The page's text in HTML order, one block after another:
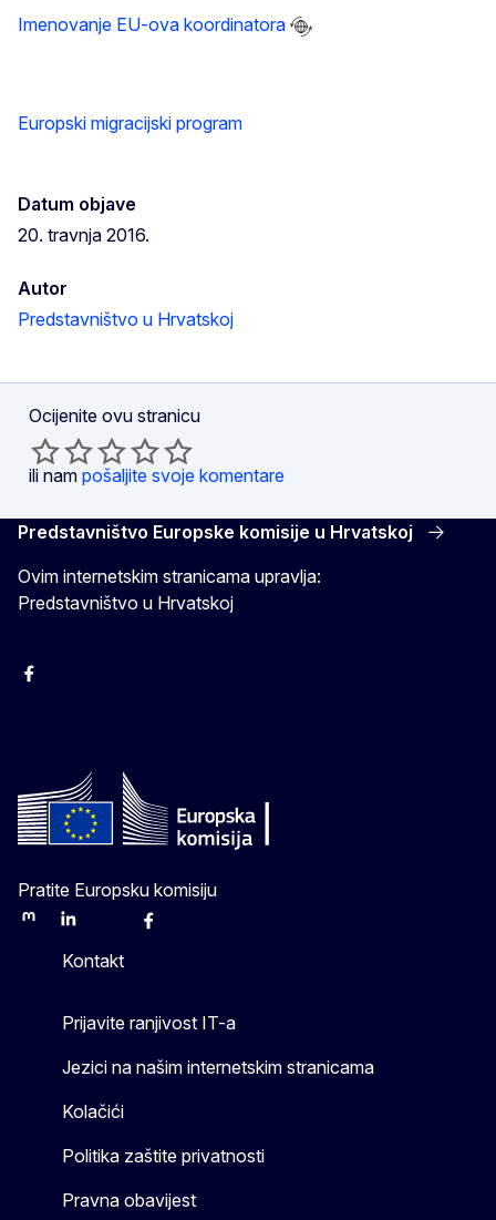
Imenovanje EU-ova koordinatora
Europski migracijski program
Datum objave
20. travnja 2016.
Autor
Predstavništvo u Hrvatskoj
Ocijenite ovu stranicu
ili nam pošaljite svoje komentare
Predstavništvo Europske komisije u Hrvatskoj
Ovim internetskim stranicama upravlja:
Predstavništvo u Hrvatskoj
Facebook
Pratite Europsku komisiju
MastodonLinkedInBlueskyFacebook
Kontakt
Prijavite ranjivost IT-a
Jezici na našim internetskim stranicama
Kolačići
Politika zaštite privatnosti
Pravna obavijest